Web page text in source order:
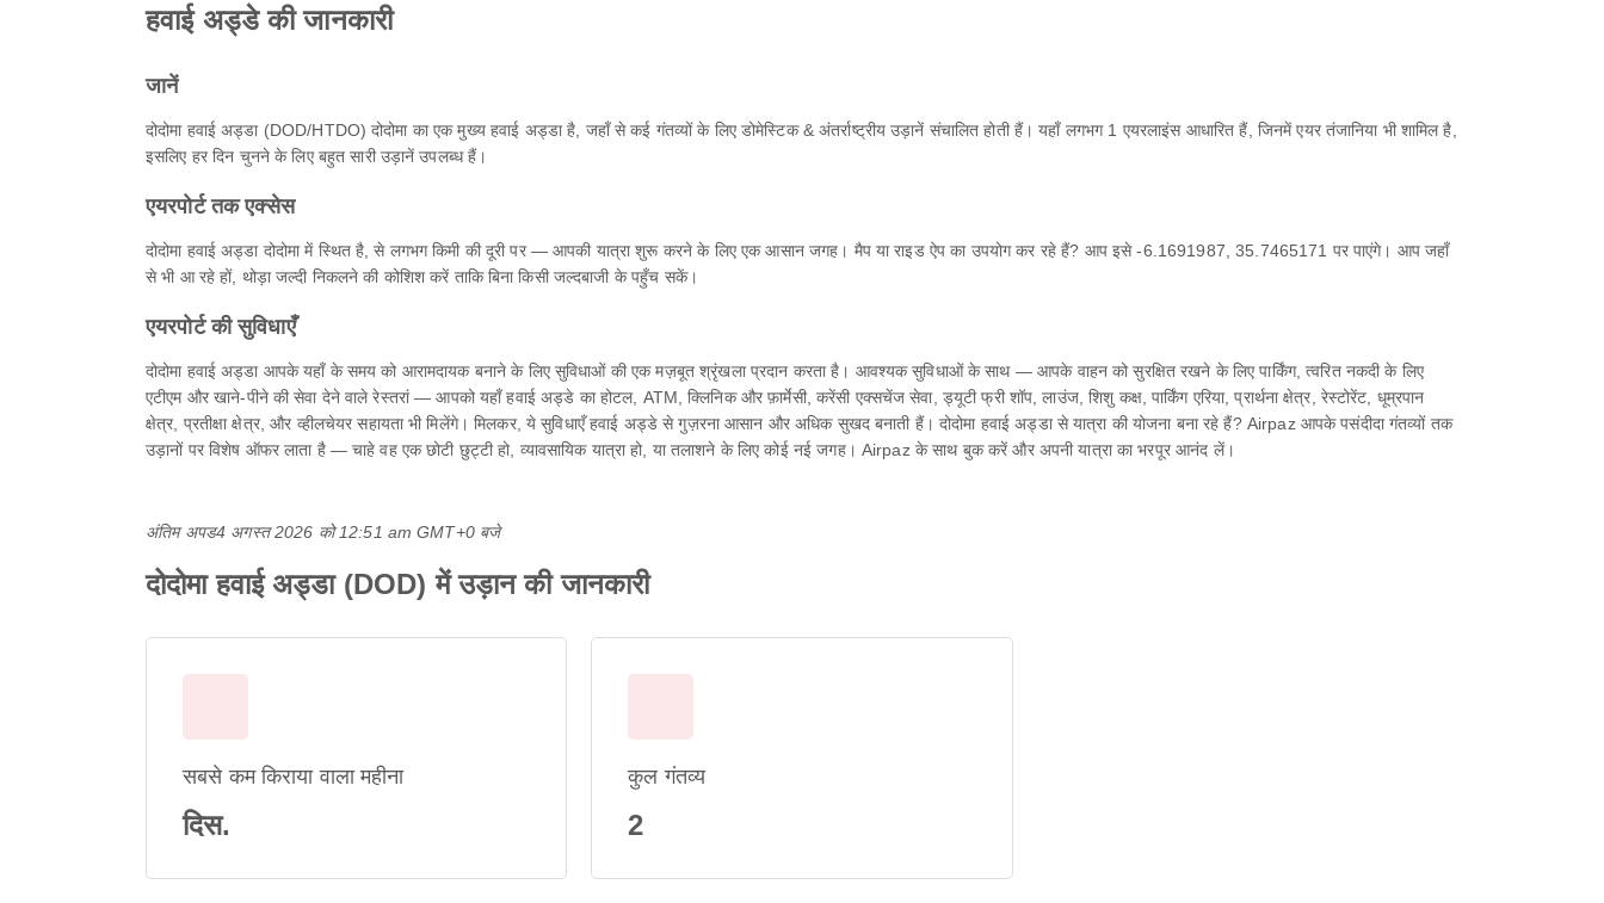
हवाई अड्डे की जानकारी
जानें
दोदोमा हवाई अड्डा (DOD/HTDO) दोदोमा का एक मुख्य हवाई अड्डा है, जहाँ से कई गंतव्यों के लिए डोमेस्टिक & अंतर्राष्ट्रीय उड़ानें संचालित होती हैं। यहाँ लगभग 1 एयरलाइंस आधारित हैं, जिनमें एयर तंजानिया भी शामिल है,
इसलिए हर दिन चुनने के लिए बहुत सारी उड़ानें उपलब्ध हैं।
एयरपोर्ट तक एक्सेस
दोदोमा हवाई अड्डा दोदोमा में स्थित है, से लगभग किमी की दूरी पर — आपकी यात्रा शुरू करने के लिए एक आसान जगह। मैप या राइड ऐप का उपयोग कर रहे हैं? आप इसे -6.1691987, 35.7465171 पर पाएंगे। आप जहाँ
से भी आ रहे हों, थोड़ा जल्दी निकलने की कोशिश करें ताकि बिना किसी जल्दबाजी के पहुँच सकें।
एयरपोर्ट की सुविधाएँ
दोदोमा हवाई अड्डा आपके यहाँ के समय को आरामदायक बनाने के लिए सुविधाओं की एक मज़बूत श्रृंखला प्रदान करता है। आवश्यक सुविधाओं के साथ — आपके वाहन को सुरक्षित रखने के लिए पार्किंग, त्वरित नकदी के लिए
एटीएम और खाने-पीने की सेवा देने वाले रेस्तरां — आपको यहाँ हवाई अड्डे का होटल, ATM, क्लिनिक और फ़ार्मेसी, करेंसी एक्सचेंज सेवा, ड्यूटी फ्री शॉप, लाउंज, शिशु कक्ष, पार्किंग एरिया, प्रार्थना क्षेत्र, रेस्टोरेंट, धूम्रपान
क्षेत्र, प्रतीक्षा क्षेत्र, और व्हीलचेयर सहायता भी मिलेंगे। मिलकर, ये सुविधाएँ हवाई अड्डे से गुज़रना आसान और अधिक सुखद बनाती हैं। दोदोमा हवाई अड्डा से यात्रा की योजना बना रहे हैं? Airpaz आपके पसंदीदा गंतव्यों तक
उड़ानों पर विशेष ऑफर लाता है — चाहे वह एक छोटी छुट्टी हो, व्यावसायिक यात्रा हो, या तलाशने के लिए कोई नई जगह। Airpaz के साथ बुक करें और अपनी यात्रा का भरपूर आनंद लें।
अंतिम अपड4 अगस्त 2026 को 12:51 am GMT+0 बजे
दोदोमा हवाई अड्डा (DOD) में उड़ान की जानकारी
सबसे कम किराया वाला महीना
दिस.
कुल गंतव्य
2